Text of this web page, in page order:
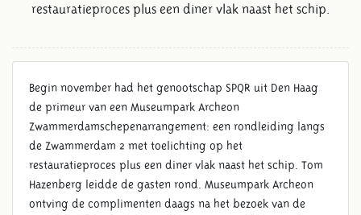
restauratieproces plus een diner vlak naast het schip.
Begin november had het genootschap SPQR uit Den Haag
de primeur van een Museumpark Archeon
Zwammerdamschepenarrangement: een rondleiding langs
de Zwammerdam 2 met toelichting op het
restauratieproces plus een diner vlak naast het schip. Tom
Hazenberg leidde de gasten rond. Museumpark Archeon
ontving de complimenten daags na het bezoek van de